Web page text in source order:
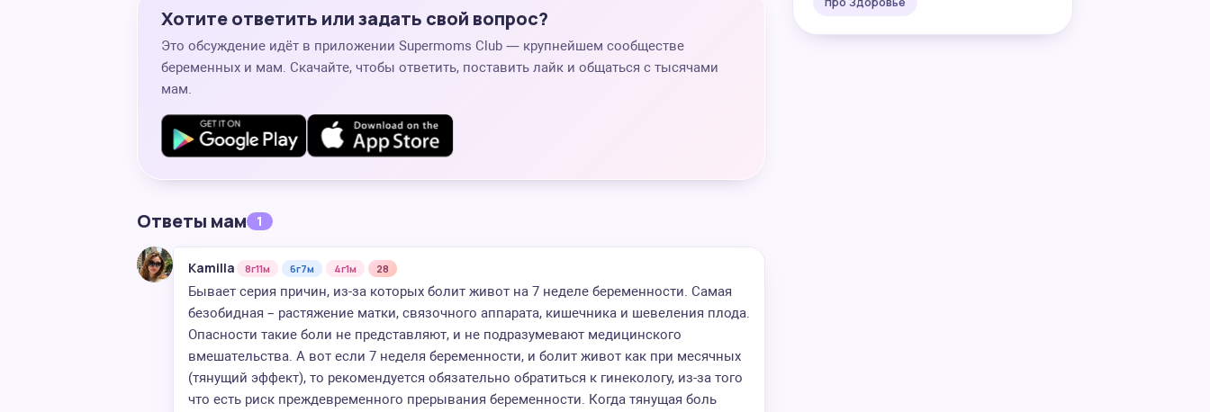
Хотите ответить или задать свой вопрос?
Это обсуждение идёт в приложении Supermoms Club — крупнейшем сообществе
беременных и мам. Скачайте, чтобы ответить, поставить лайк и общаться с тысячами
мам.
Ответы мам 1
Kamilla 8г11м 6г7м 4г1м 28
Бывает серия причин, из-за которых болит живот на 7 неделе беременности. Самая
безобидная – растяжение матки, связочного аппарата, кишечника и шевеления плода.
Опасности такие боли не представляют, и не подразумевают медицинского
вмешательства. А вот если 7 неделя беременности, и болит живот как при месячных
(тянущий эффект), то рекомендуется обязательно обратиться к гинекологу, из-за того
что есть риск преждевременного прерывания беременности. Когда тянущая боль